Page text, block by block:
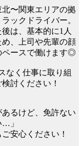
〜関東エリアの拠
ックドライバー。
は、基本的に1人
、上司や先輩の顔
ペースで働けます◎
なく仕事に取り組
討ください！
あるけど、免許ない
…」
安心ください！